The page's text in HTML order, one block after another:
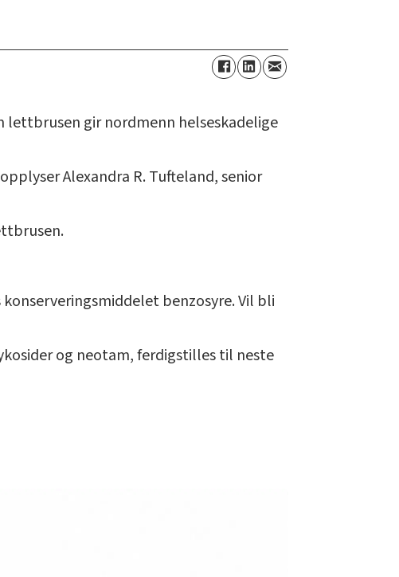
gir nordmenn helseskadelige
Alexandra R. Tufteland, senior
benzosyre. Vil bli
og neotam, ferdigstilles til neste